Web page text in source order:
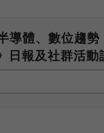
導體、數位趨勢
日報及社群活動